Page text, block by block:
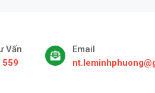
Vấn
559
Email